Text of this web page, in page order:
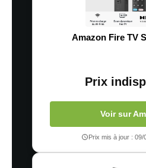
Amazon Fire TV
Prix
Voir sur
Prix mis à jour : 09/